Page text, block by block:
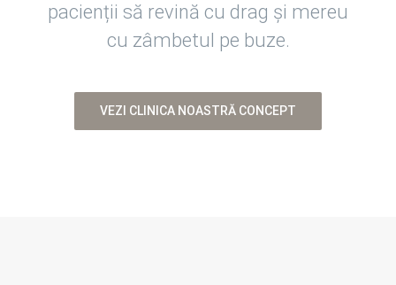
pacienții să revină cu drag și mereu
cu zâmbetul pe buze.
VEZI CLINICA NOASTRĂ CONCEPT